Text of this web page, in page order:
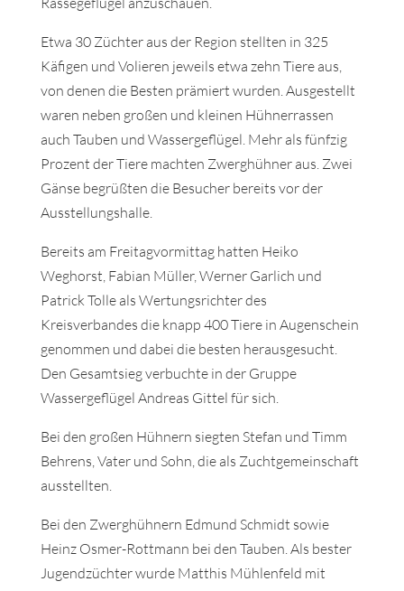
Etwa 30 Züchter aus der Region stellten in 325
Käfigen und Volieren jeweils etwa zehn Tiere aus,
von denen die Besten prämiert wurden. Ausgestellt
waren neben großen und kleinen Hühnerrassen
auch Tauben und Wassergeflügel. Mehr als fünfzig
Prozent der Tiere machten Zwerghühner aus. Zwei
Gänse begrüßten die Besucher bereits vor der
Ausstellungshalle.
Bereits am Freitagvormittag hatten Heiko
Weghorst, Fabian Müller, Werner Garlich und
Patrick Tolle als Wertungsrichter des
Kreisverbandes die knapp 400 Tiere in Augenschein
genommen und dabei die besten herausgesucht.
Den Gesamtsieg verbuchte in der Gruppe
Wassergeflügel Andreas Gittel für sich.
Bei den großen Hühnern siegten Stefan und Timm
Behrens, Vater und Sohn, die als Zuchtgemeinschaft
ausstellten.
Bei den Zwerghühnern Edmund Schmidt sowie
Heinz Osmer-Rottmann bei den Tauben. Als bester
Jugendzüchter wurde Matthis Mühlenfeld mit